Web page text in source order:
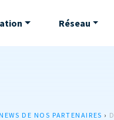
Réseau
NEWS DE NOS PARTENAIRES ›